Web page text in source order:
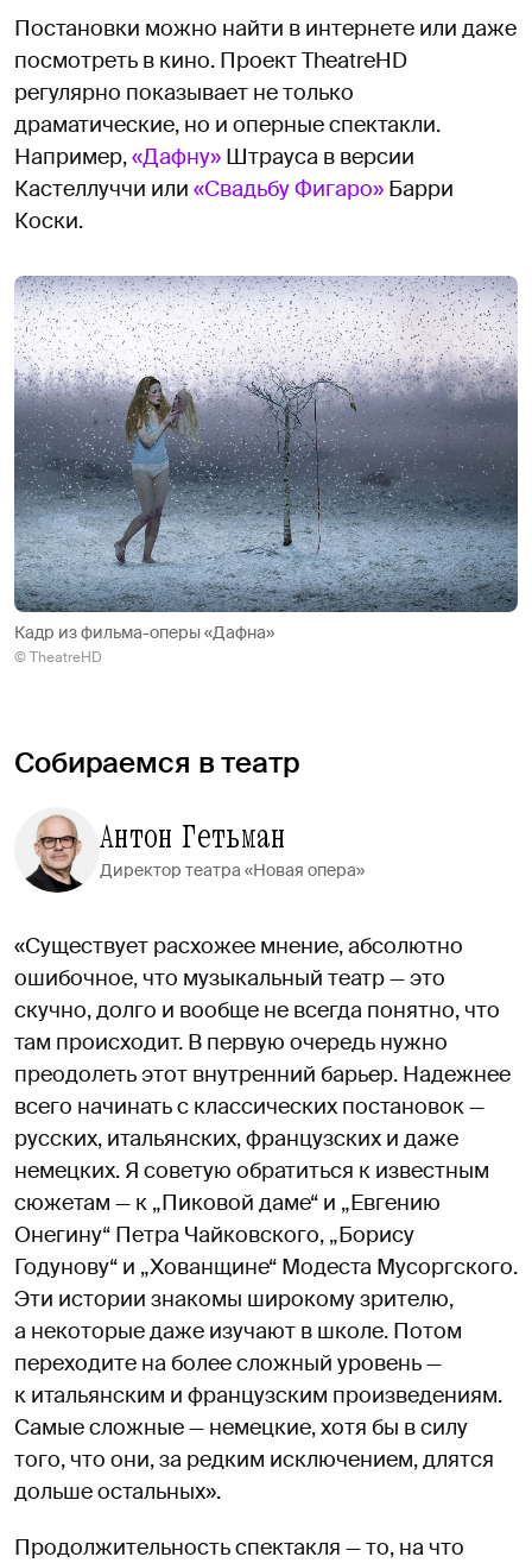
Постановки можно найти в интернете или даже
посмотреть в кино. Проект TheatreHD
регулярно показывает не только
драматические, но и оперные спектакли.
Например,«Дафну» Штрауса в версии
Кастеллуччи или «Свадьбу Фигаро» Барри
Коски.
Кадр из фильма-оперы «Дафна»
© TheatreHD
Собираемся в театр
Антон Гетьман
Директор театра «Новая опера»
«Существует расхожее мнение, абсолютно
ошибочное, что музыкальный театр — это
скучно, долго и вообще не всегда понятно, что
там происходит. В первую очередь нужно
преодолеть этот внутренний барьер. Надежнее
всего начинать с классических постановок —
русских, итальянских, французских и даже
немецких. Я советую обратиться к известным
сюжетам — к „Пиковой даме“ и „Евгению
Онегину“ Петра Чайковского, „Борису
Годунову“ и „Хованщине“ Модеста Мусоргского.
Эти истории знакомы широкому зрителю,
а некоторые даже изучают в школе. Потом
переходите на более сложный уровень —
к итальянским и французским произведениям.
Самые сложные — немецкие, хотя бы в силу
того, что они, за редким исключением, длятся
дольше остальных».
Продолжительность спектакля — то, на что